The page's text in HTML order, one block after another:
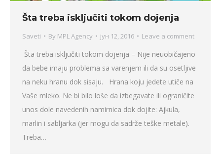
Šta treba isključiti tokom dojenja
Saveti By MPL Agency јун 12, 2016 Leave a comment
Šta treba isključiti tokom dojenja – Nije neuobičajeno
da bebe imaju problema sa varenjem ili da su osetljive
na neku hranu dok sisaju. Hrana koju jedete utiče na
Vaše mleko. Ne bi bilo loše da izbegavate ili ograničite
unos dole navedenih namirnica dok dojite: Ajkula,
marlin i sabljarka (jer mogu da sadrže teške metale).
Treba…